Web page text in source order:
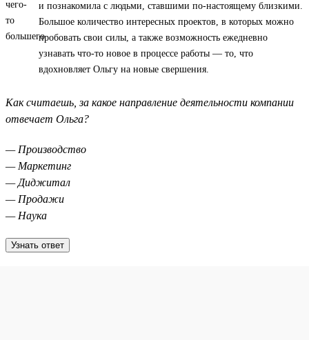
и познакомила с людьми, ставшими по-настоящему близкими.
Большое количество интересных проектов, в которых можно
пробовать свои силы, а также возможность ежедневно
узнавать что-то новое в процессе работы — то, что
вдохновляет Ольгу на новые свершения.
Как считаешь, за какое направление деятельности компании
отвечает Ольга?
— Производство
— Маркетинг
— Диджитал
— Продажи
— Наука
Узнать ответ